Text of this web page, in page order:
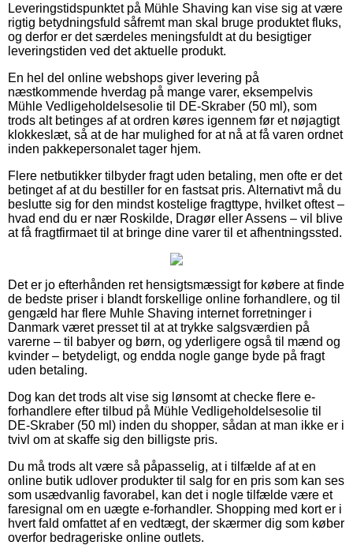
Leveringstidspunktet på Mühle Shaving kan vise sig at være
rigtig betydningsfuld såfremt man skal bruge produktet fluks,
og derfor er det særdeles meningsfuldt at du besigtiger
leveringstiden ved det aktuelle produkt.
En hel del online webshops giver levering på
næstkommende hverdag på mange varer, eksempelvis
Mühle Vedligeholdelsesolie til DE-Skraber (50 ml), som
trods alt betinges af at ordren køres igennem før et nøjagtigt
klokkeslæt, så at de har mulighed for at nå at få varen ordnet
inden pakkepersonalet tager hjem.
Flere netbutikker tilbyder fragt uden betaling, men ofte er det
betinget af at du bestiller for en fastsat pris. Alternativt må du
beslutte sig for den mindst kostelige fragttype, hvilket oftest –
hvad end du er nær Roskilde, Dragør eller Assens – vil blive
at få fragtfirmaet til at bringe dine varer til et afhentningssted.
Det er jo efterhånden ret hensigtsmæssigt for købere at finde
de bedste priser i blandt forskellige online forhandlere, og til
gengæld har flere Muhle Shaving internet forretninger i
Danmark været presset til at at trykke salgsværdien på
varerne – til babyer og børn, og yderligere også til mænd og
kvinder – betydeligt, og endda nogle gange byde på fragt
uden betaling.
Dog kan det trods alt vise sig lønsomt at checke flere e-
forhandlere efter tilbud på Mühle Vedligeholdelsesolie til
DE-Skraber (50 ml) inden du shopper, sådan at man ikke er i
tvivl om at skaffe sig den billigste pris.
Du må trods alt være så påpasselig, at i tilfælde af at en
online butik udlover produkter til salg for en pris som kan ses
som usædvanlig favorabel, kan det i nogle tilfælde være et
faresignal om en uægte e-forhandler. Shopping med kort er i
hvert fald omfattet af en vedtægt, der skærmer dig som køber
overfor bedrageriske online outlets.